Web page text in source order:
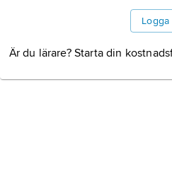
Logga
Är du lärare? Starta din